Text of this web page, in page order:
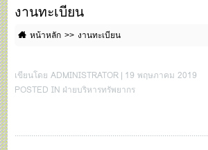
งานทะเบียน
หน้าหลัก งานทะเบียน
เขียนโดย ADMINISTRATOR | 19 พฤษภาคม 2019
POSTED IN ฝ่ายบริหารทรัพยากร